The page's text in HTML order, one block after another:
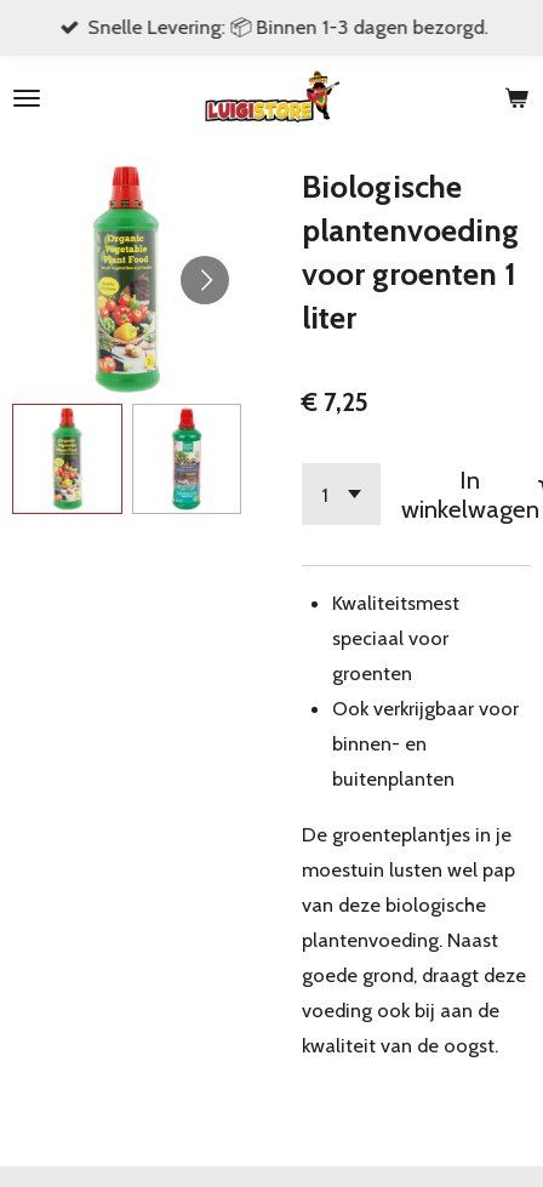
naar
hoofdinhoud
Snelle Levering: 📦 Binnen 1-3 dagen bezorgd.
Biologische
plantenvoeding
voor groenten 1
liter
€ 7,25
In
winkelwagen
Kwaliteitsmest
speciaal voor
groenten
Ook verkrijgbaar voor
binnen- en
buitenplanten
De groenteplantjes in je
moestuin lusten wel pap
van deze biologische
plantenvoeding. Naast
goede grond, draagt deze
voeding ook bij aan de
kwaliteit van de oogst.